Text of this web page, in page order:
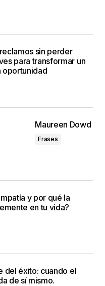
sin perder
para transformar un
oportunidad
Maureen Dowd
Frases
y por qué la
en tu vida?
del éxito: cuando el
de sí mismo.